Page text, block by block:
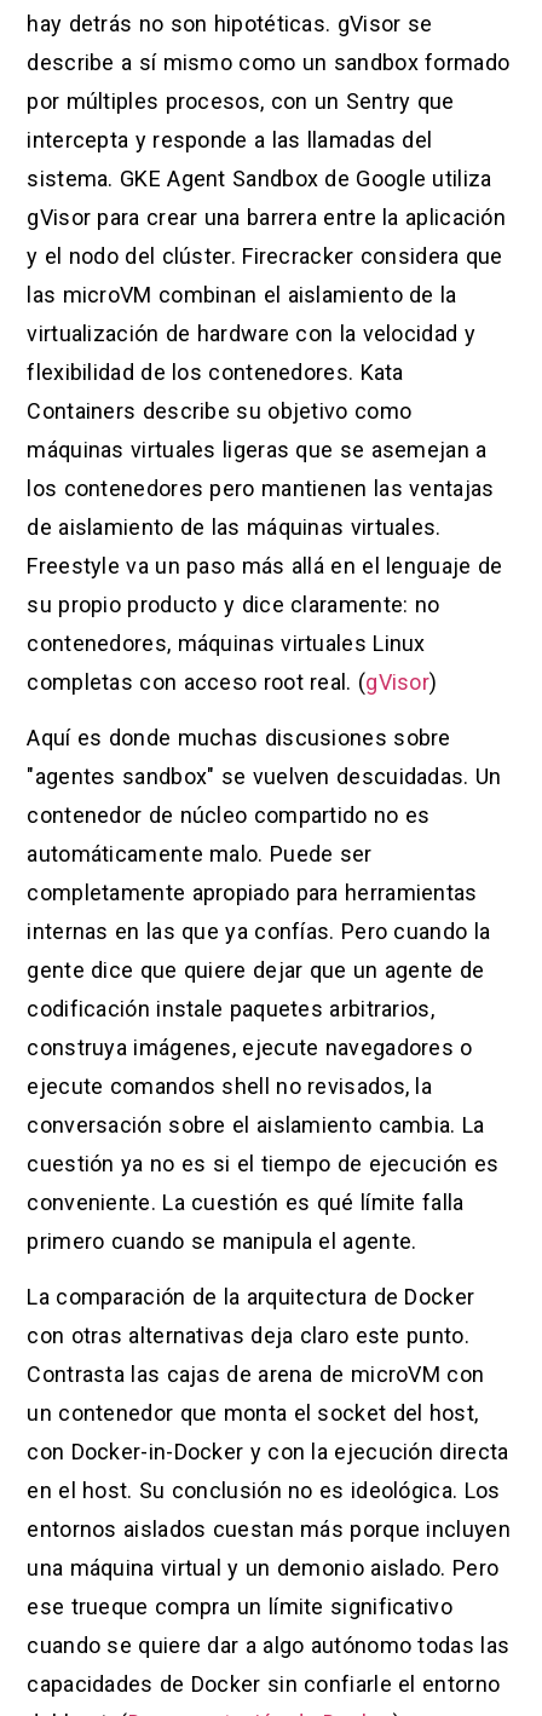
hay detrás no son hipotéticas. gVisor se
describe a sí mismo como un sandbox formado
por múltiples procesos, con un Sentry que
intercepta y responde a las llamadas del
sistema. GKE Agent Sandbox de Google utiliza
gVisor para crear una barrera entre la aplicación
y el nodo del clúster. Firecracker considera que
las microVM combinan el aislamiento de la
virtualización de hardware con la velocidad y
flexibilidad de los contenedores. Kata
Containers describe su objetivo como
máquinas virtuales ligeras que se asemejan a
los contenedores pero mantienen las ventajas
de aislamiento de las máquinas virtuales.
Freestyle va un paso más allá en el lenguaje de
su propio producto y dice claramente: no
contenedores, máquinas virtuales Linux
completas con acceso root real. (gVisor)
Aquí es donde muchas discusiones sobre
"agentes sandbox" se vuelven descuidadas. Un
contenedor de núcleo compartido no es
automáticamente malo. Puede ser
completamente apropiado para herramientas
internas en las que ya confías. Pero cuando la
gente dice que quiere dejar que un agente de
codificación instale paquetes arbitrarios,
construya imágenes, ejecute navegadores o
ejecute comandos shell no revisados, la
conversación sobre el aislamiento cambia. La
cuestión ya no es si el tiempo de ejecución es
conveniente. La cuestión es qué límite falla
primero cuando se manipula el agente.
La comparación de la arquitectura de Docker
con otras alternativas deja claro este punto.
Contrasta las cajas de arena de microVM con
un contenedor que monta el socket del host,
con Docker-in-Docker y con la ejecución directa
en el host. Su conclusión no es ideológica. Los
entornos aislados cuestan más porque incluyen
una máquina virtual y un demonio aislado. Pero
ese trueque compra un límite significativo
cuando se quiere dar a algo autónomo todas las
capacidades de Docker sin confiarle el entorno